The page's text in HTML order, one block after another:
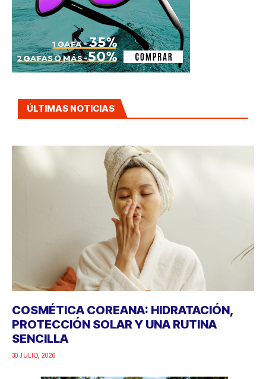
ÚLTIMAS NOTICIAS
COSMÉTICA COREANA: HIDRATACIÓN,
PROTECCIÓN SOLAR Y UNA RUTINA
SENCILLA
30 JULIO, 2026